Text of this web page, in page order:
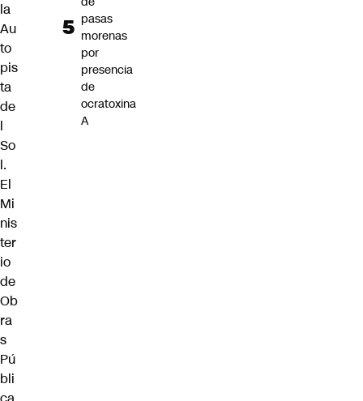
la
Au
to
pis
ta
de
l
So
l.
El
Mi
nis
ter
io
de
Ob
ra
s
Pú
bli
pasas
morenas
por
presencia
de
ocratoxina
A